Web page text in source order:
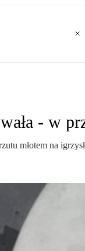
- w
młotem na